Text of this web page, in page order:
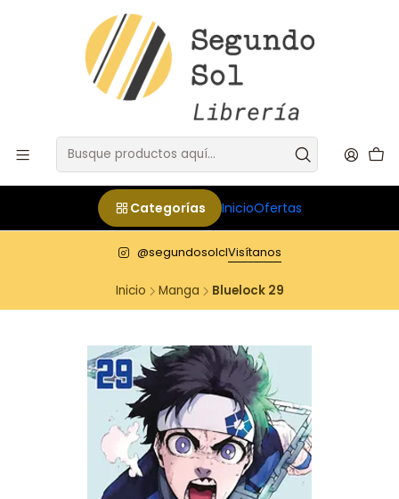
Categorías InicioOfertas
@segundosolclVisítanos
Inicio Manga Bluelock 29